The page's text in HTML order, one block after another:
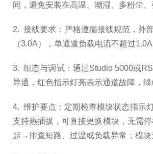
间，避免安装在高温、潮湿、多粉尘
2. 接线要求：严格遵循接线规范，外
（3.0A），单通道负载电流不超过
3. 组态与调试：通过Studio 5000或
导通，红色指示灯亮表示通道故障，
4. 维护要点：定期检查模块状态指示
支持热插拔，可直接更换模块，无需
起→排查短路、过温或负载异常；模